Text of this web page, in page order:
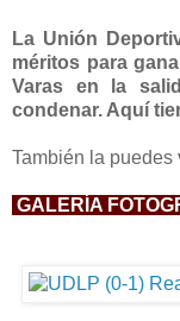
La Unión
méritos para
Varas en la
condenar. Aquí
También la puedes
GALERÍA